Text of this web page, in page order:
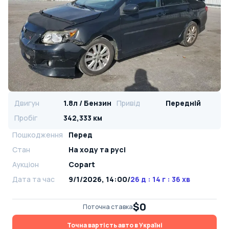
Двигун 1.8л / Бензин Привід
Передній
Пробіг
342,333 км
Пошкодження
Перед
Стан
На ​​ходу та русі
Аукціон
Copart
Дата та час
9/1/2026, 14:00/26 д : 14 г : 36 хв
Поточна ставка$0
Точна вартість авто в Україні